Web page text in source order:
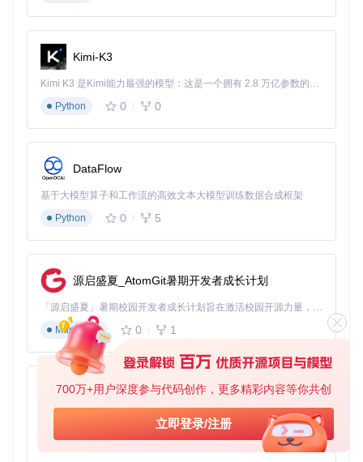
700万+用户深度参与代码创作，更多精彩内容等你共创
立即登录/注册
实施流程：从创意到动画的五阶段工作法
阶段一：环境搭建与工具准备
de.js运行环境。操作 ：
cd pose-animator
yarn install
阶段二：角色设计与骨骼绑定
准备 ：选择合适的矢量图形编辑工具，准备基础角色设计。
：创建角色插画并添加骨骼系统，确保骨骼关节与角色关键
部位对齐。验证：通过基础动作测试，确认骨骼运动能正确驱
动角色外观变化。
阶段三：动作捕捉与参数调试
：确保摄像头正常工作，光线条件适宜。
era.html页面，进行动作捕捉校准，调整识别灵敏度参数。验
：做出简单动作，观察角色是否能准确跟随运动。
阶段四：动画优化与细节调整
Kimi-K3
Kimi K3 是Kimi能力最强的模型：这是一个拥有 2.8 万亿参数的混合专家（MoE）模型，具备原生视觉理解能力，并支持 100 万 token 的上下文窗口。
Python
0 0
DataFlow
基于大模型算子和工作流的高效文本大模型训练数据合成框架
Python
0 5
源启盛夏_AtomGit暑期开发者成长计划
「源启盛夏」暑期校园开发者成长计划旨在激活校园开源力量，通过积分激励、认证扶持、资源倾斜等形式，引导高校组织和开发者完成「入驻 — 建项目 — 做贡献 — 获认证 — 得资源」的完整闭环。无论你是想带领社团入驻平台的组织者，还是希望用代码贡献证明自己的开发者，都能在这里找到属于你的成长路径。
Markdown
0 1
py-xiaozhi
基于Python的Xiaozhi AI，适用于想要完整Xiaozhi体验而无需拥有专用硬件的用户。
Python
0 1